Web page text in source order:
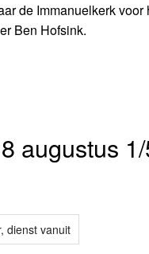
de Immanuelkerk
Ben Hofsink.
augustus
dienst vanuit